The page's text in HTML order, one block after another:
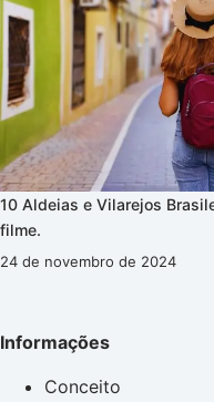
10 Aldeias e Vilarejos
filme.
24 de novembro de 2024
Informações
Conceito